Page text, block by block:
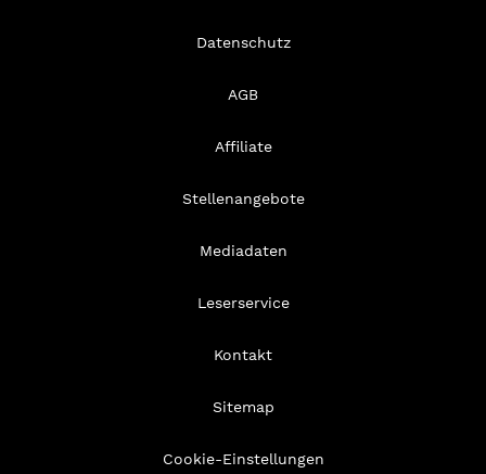
Datenschutz
AGB
Affiliate
Stellenangebote
Mediadaten
Leserservice
Kontakt
Sitemap
Cookie-Einstellungen